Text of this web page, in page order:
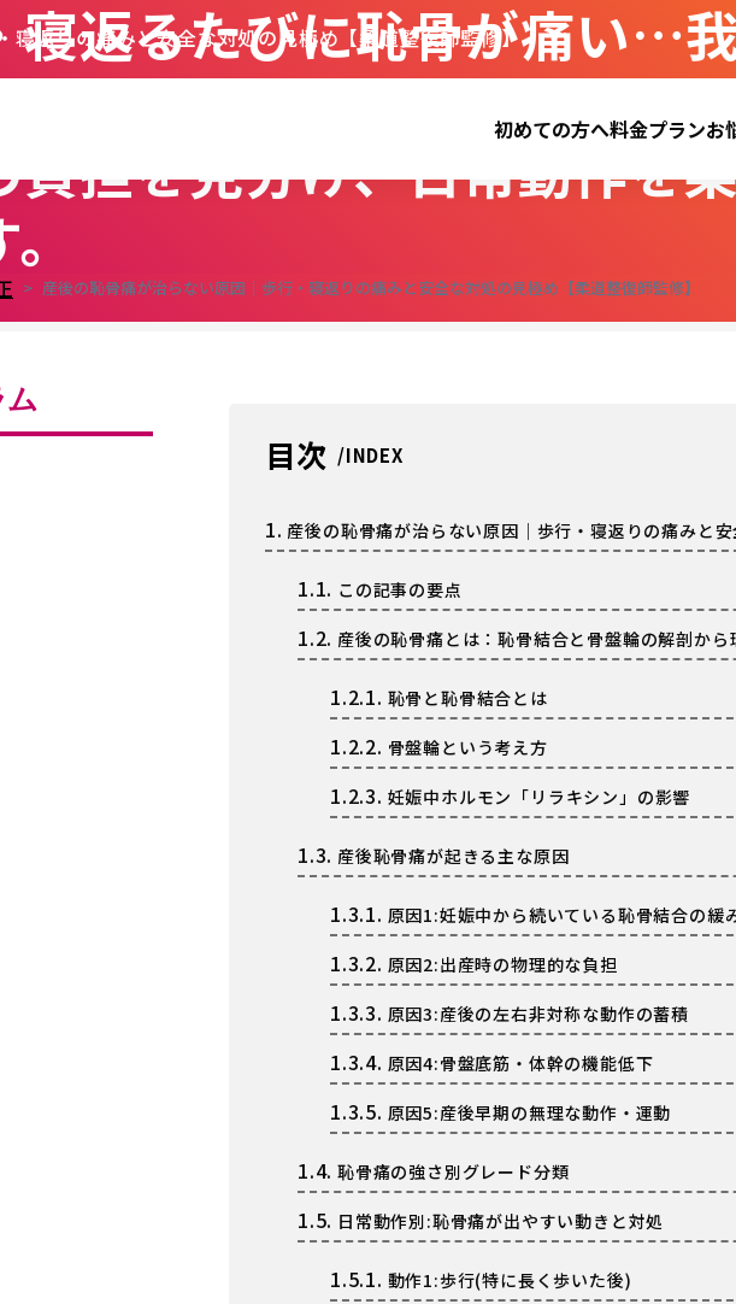
初めての方へ料金プランお
寝返るたびに恥骨が痛い…
負担を見分け、日常動作を
産後の恥骨痛が治らない原因｜歩行・寝返りの痛みと安全な対処の見極め【柔道整復師監修】
目次
1. 産後の恥骨痛が治らない原因｜歩行・寝返りの痛みと
1.1. この記事の要点
1.2. 産後の恥骨痛とは：恥骨結合と骨盤輪の解剖から
1.2.1. 恥骨と恥骨結合とは
1.2.2. 骨盤輪という考え方
1.2.3. 妊娠中ホルモン「リラキシン」の影響
1.3. 産後恥骨痛が起きる主な原因
1.3.1. 原因1:妊娠中から続いている恥骨結合の緩
1.3.2. 原因2:出産時の物理的な負担
1.3.3. 原因3:産後の左右非対称な動作の蓄積
1.3.4. 原因4:骨盤底筋・体幹の機能低下
1.3.5. 原因5:産後早期の無理な動作・運動
1.4. 恥骨痛の強さ別グレード分類
1.5. 日常動作別:恥骨痛が出やすい動きと対処
1.5.1. 動作1:歩行(特に長く歩いた後)
寝返りの痛みと安全な対処の見極め【柔道整復師監修】
ム